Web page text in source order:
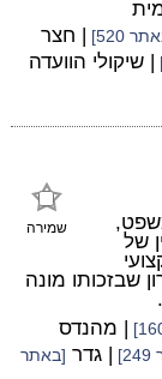
520] | חצר
| שיקולי הוועדה
שמירה
של
שבזכותו מונה
| מהנדס
| גדר [באתר